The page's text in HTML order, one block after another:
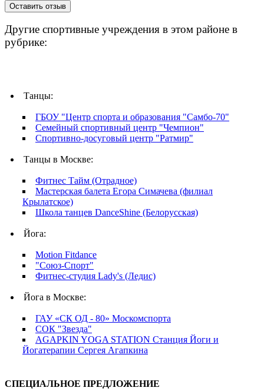
Другие спортивные учреждения в этом районе в
рубрике:
Танцы:
ГБОУ "Центр спорта и образования "Самбо-70"
Семейный спортивный центр "Чемпион"
Спортивно-досуговый центр "Ратмир"
Танцы в Москве:
Фитнес Тайм (Отрадное)
Мастерская балета Егора Симачева (филиал
Крылатское)
Школа танцев DanceShine (Белорусская)
Йога:
Motion Fitdance
"Союз-Спорт"
Фитнес-студия Lady's (Ледис)
Йога в Москве:
ГАУ «СК ОД - 80» Москомспорта
СОК "Звезда"
AGAPKIN YOGA STATION Станция Йоги и
Йогатерапии Сергея Агапкина
СПЕЦИАЛЬНОЕ ПРЕДЛОЖЕНИЕ